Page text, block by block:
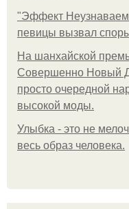
"Эффект
певицы вызвал
На шанхайской
Совершенно Новый
просто очередной
высокой моды.
Улыбка - это не
весь образ человека.